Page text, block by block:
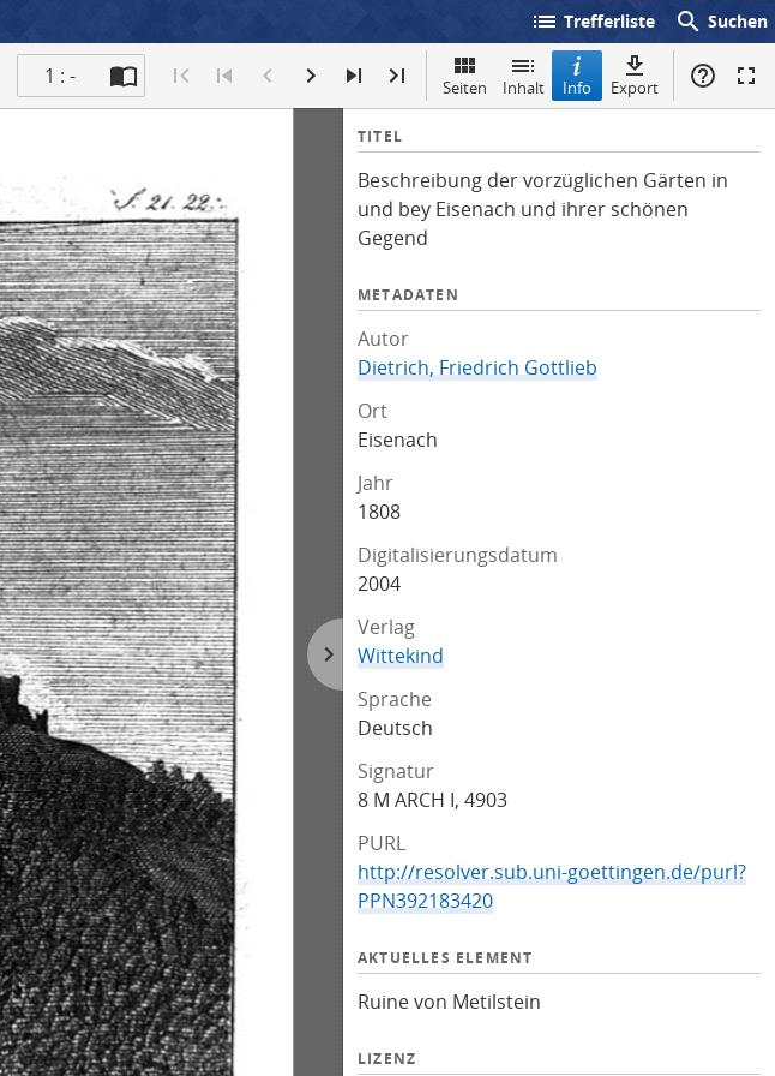
list Trefferliste search Suchen
1 : - Seiten Inhalt Info Export
I
f
o
TITEL
Beschreibung der vorzüglichen Gärten in
und bey Eisenach und ihrer schönen
Gegend
METADATEN
Autor
Dietrich, Friedrich Gottlieb
Ort
Eisenach
Jahr
1808
Digitalisierungsdatum
2004
Verlag
Wittekind
Sprache
Deutsch
Signatur
8 M ARCH I, 4903
PURL
http://resolver.sub.uni-goettingen.de/purl?
PPN392183420
AKTUELLES ELEMENT
Ruine von Metilstein
LIZENZ